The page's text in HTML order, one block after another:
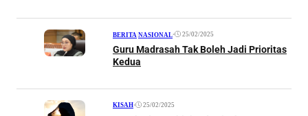
BERITA NASIONAL• 25/02/2025
Guru Madrasah Tak Boleh Jadi Prioritas
Kedua
KISAH• 25/02/2025